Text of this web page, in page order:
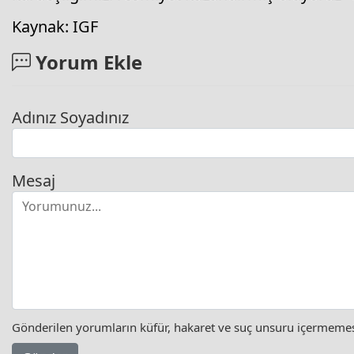
Kaynak: IGF
Yorum Ekle
Adınız Soyadınız
Mesaj
Gönderilen yorumların küfür, hakaret ve suç unsuru